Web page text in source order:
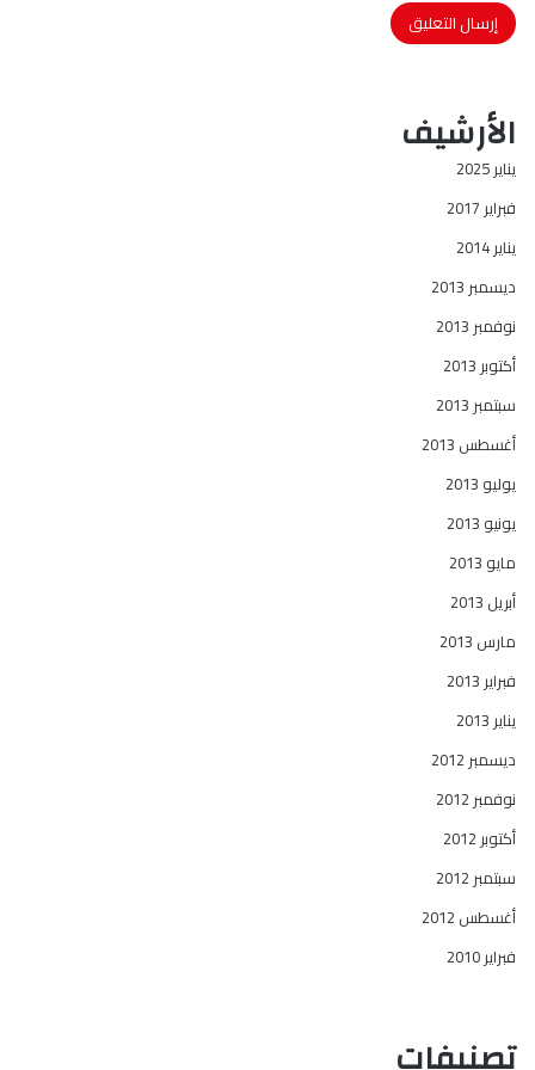
الأرشيف
يناير 2025
فبراير 2017
يناير 2014
ديسمبر 2013
نوفمبر 2013
أكتوبر 2013
سبتمبر 2013
أغسطس 2013
يوليو 2013
يونيو 2013
مايو 2013
أبريل 2013
مارس 2013
فبراير 2013
يناير 2013
ديسمبر 2012
نوفمبر 2012
أكتوبر 2012
سبتمبر 2012
أغسطس 2012
فبراير 2010